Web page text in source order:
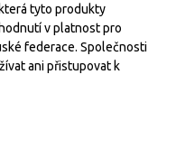
tyto produkty
v platnost pro
federace. Společnosti
ani přistupovat k